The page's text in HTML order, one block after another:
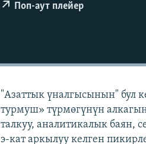
Поп-аут плейер
"Азаттык үналгысынын" бул
турмуш» түрмөгүнүн
талкуу, аналитикалык баян,
э-кат аркылуу келген